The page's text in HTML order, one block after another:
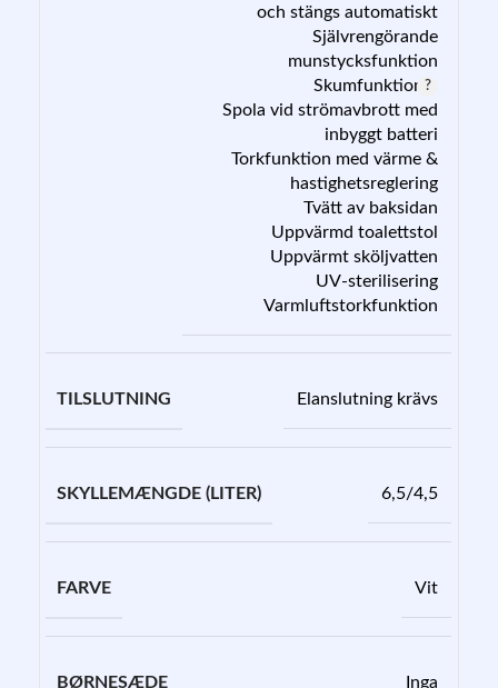
och stängs automatiskt
Självrengörande
munstycksfunktion
Skumfunktion
Spola vid strömavbrott med
inbyggt batteri
Torkfunktion med värme &
hastighetsreglering
Tvätt av baksidan
Uppvärmd toalettstol
Uppvärmt sköljvatten
UV-sterilisering
Varmluftstorkfunktion
TILSLUTNING Elanslutning krävs
SKYLLEMÆNGDE (LITER) 6,5/4,5
FARVE Vit
BØRNESÆDE Inga